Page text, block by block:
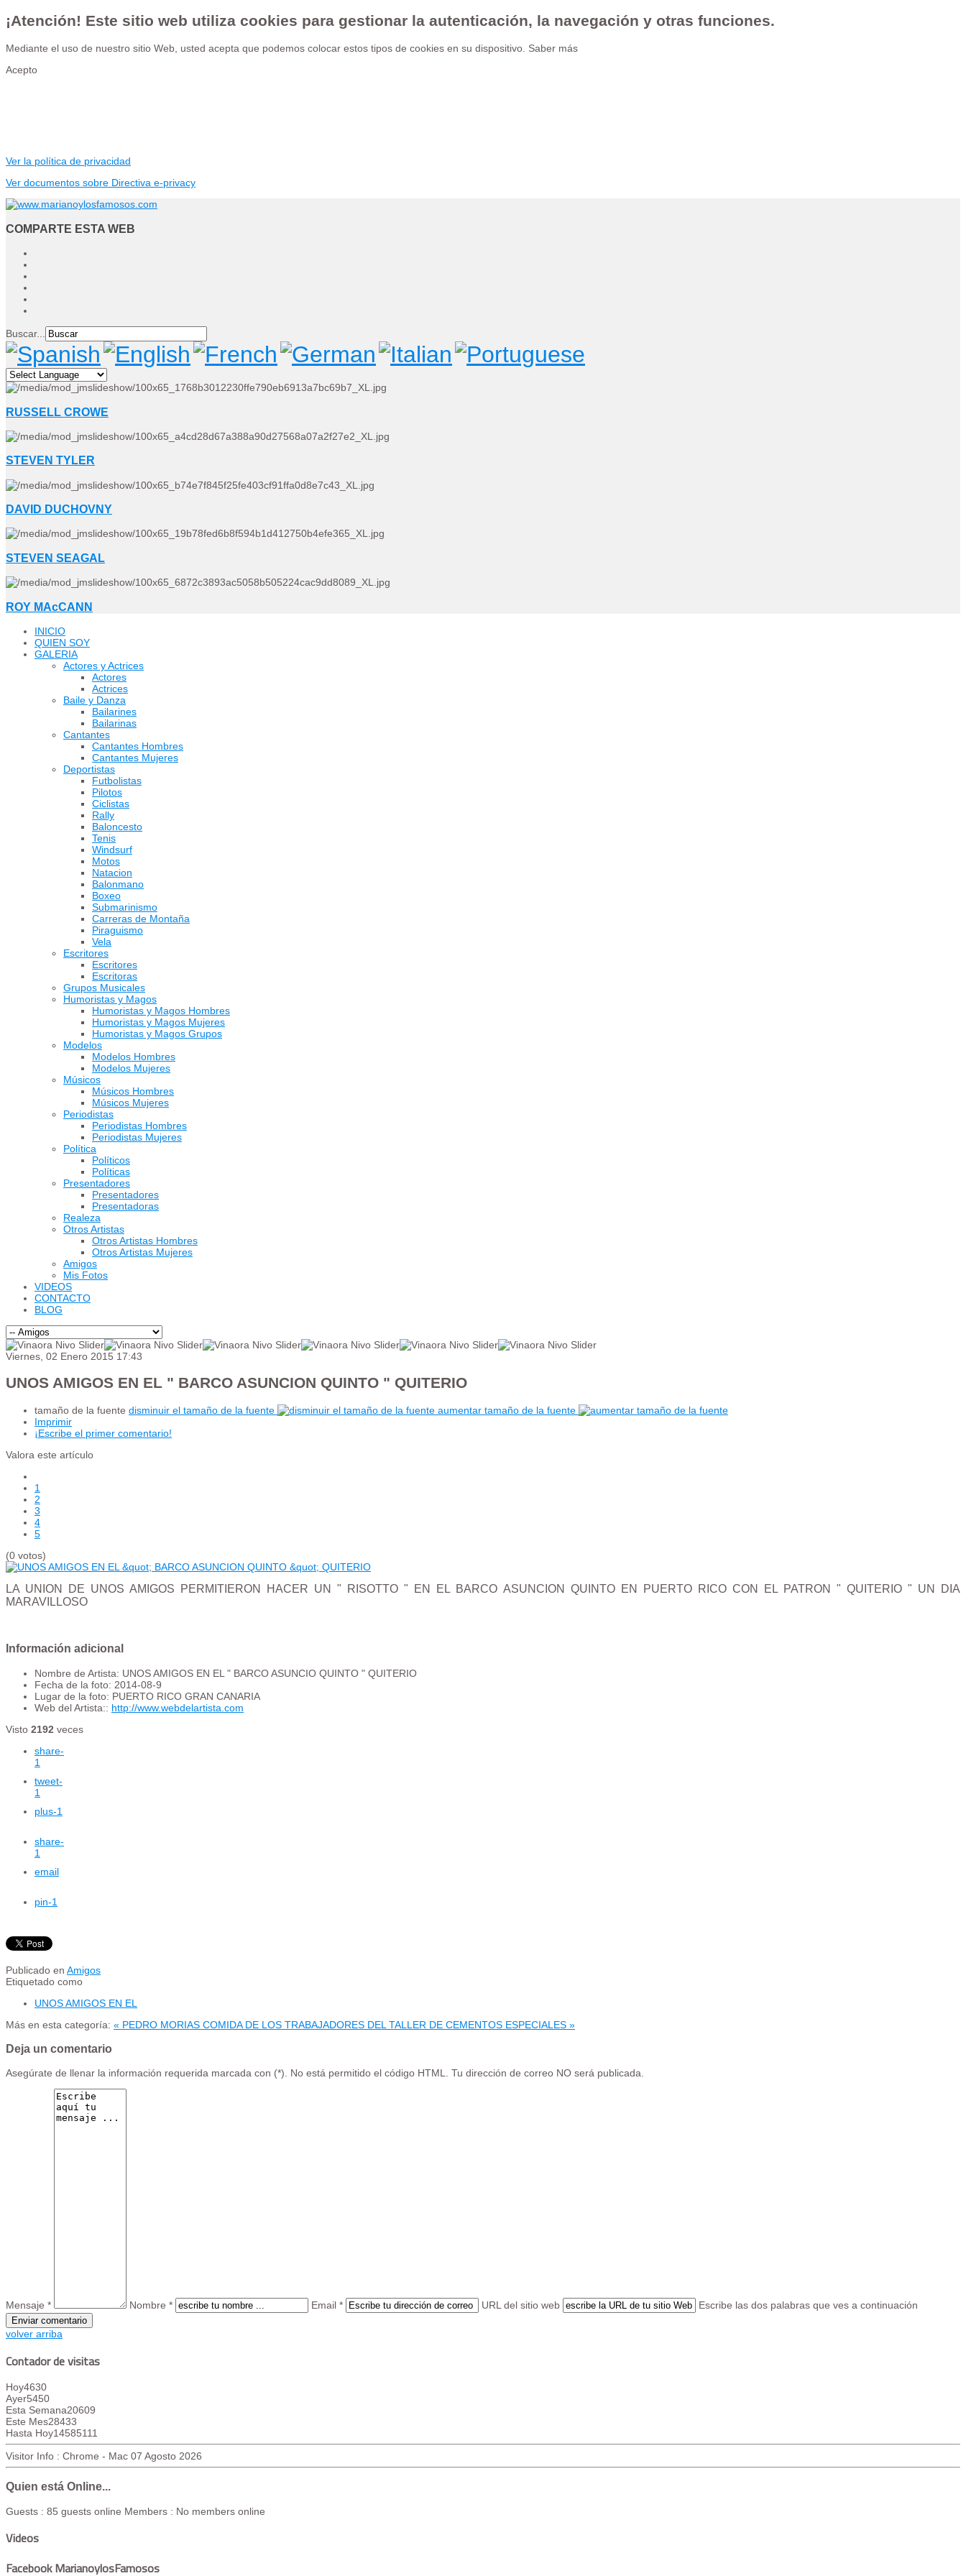
¡Atención! Este sitio web utiliza cookies para gestionar la autenticación, la navegación y otras funciones.
Mediante el uso de nuestro sitio Web, usted acepta que podemos colocar estos tipos de cookies en su dispositivo. Saber más
Acepto
Ver la política de privacidad
Ver documentos sobre Directiva e-privacy
COMPARTE ESTA WEB
Buscar...
RUSSELL CROWE
STEVEN TYLER
DAVID DUCHOVNY
STEVEN SEAGAL
ROY MAcCANN
INICIO
QUIEN SOY
GALERIA
Actores y Actrices
Actores
Actrices
Baile y Danza
Bailarines
Bailarinas
Cantantes
Cantantes Hombres
Cantantes Mujeres
Deportistas
Futbolistas
Pilotos
Ciclistas
Rally
Baloncesto
Tenis
Windsurf
Motos
Natacion
Balonmano
Boxeo
Submarinismo
Carreras de Montaña
Piraguismo
Vela
Escritores
Escritores
Escritoras
Grupos Musicales
Humoristas y Magos
Humoristas y Magos Hombres
Humoristas y Magos Mujeres
Humoristas y Magos Grupos
Modelos
Modelos Hombres
Modelos Mujeres
Músicos
Músicos Hombres
Músicos Mujeres
Periodistas
Periodistas Hombres
Periodistas Mujeres
Política
Políticos
Políticas
Presentadores
Presentadores
Presentadoras
Realeza
Otros Artistas
Otros Artistas Hombres
Otros Artistas Mujeres
Amigos
Mis Fotos
VIDEOS
CONTACTO
BLOG
Viernes, 02 Enero 2015 17:43
UNOS AMIGOS EN EL " BARCO ASUNCION QUINTO " QUITERIO
tamaño de la fuente disminuir el tamaño de la fuente
aumentar tamaño de la fuente
Imprimir
¡Escribe el primer comentario!
Valora este artículo
1
2
3
4
5
(0 votos)
LA UNION DE UNOS AMIGOS PERMITIERON HACER UN " RISOTTO " EN EL BARCO ASUNCION QUINTO EN PUERTO RICO CON EL PATRON " QUITERIO " UN DIA
MARAVILLOSO
Información adicional
Nombre de Artista: UNOS AMIGOS EN EL " BARCO ASUNCIO QUINTO " QUITERIO
Fecha de la foto: 2014-08-9
Lugar de la foto: PUERTO RICO GRAN CANARIA
Web del Artista:: http://www.webdelartista.com
Visto 2192 veces
share-
1
tweet-
1
plus-1
share-
1
email
pin-1
Publicado en Amigos
Etiquetado como
UNOS AMIGOS EN EL
Más en esta categoría: « PEDRO MORIAS COMIDA DE LOS TRABAJADORES DEL TALLER DE CEMENTOS ESPECIALES »
Deja un comentario
Asegúrate de llenar la información requerida marcada con (*). No está permitido el código HTML. Tu dirección de correo NO será publicada.
Mensaje * Nombre * Email * URL del sitio web Escribe las dos palabras que ves a continuación
volver arriba
Contador de visitas
Hoy4630
Ayer5450
Esta Semana20609
Este Mes28433
Hasta Hoy14585111
Visitor Info : Chrome - Mac 07 Agosto 2026
Quien está Online...
Guests : 85 guests online Members : No members online
Videos
Facebook MarianoylosFamosos